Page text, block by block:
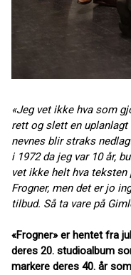
«Jeg vet ikke hva som
rett og slett en uplanlagt
nevnes blir straks
i 1972 da jeg var 10 år,
vet ikke helt hva teksten
Frogner, men det er jo
tilbud. Så ta vare på
«Frogner» er hentet fra
deres 20. studioalbum
markere deres 40. år